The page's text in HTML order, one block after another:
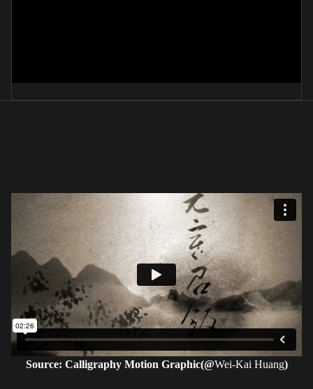
Source: Calligraphy Motion Graphic(@Wei-Kai Huang)